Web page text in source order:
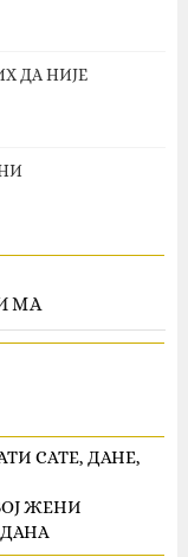
ДА НИЈЕ
САТЕ, ДАНЕ,
ЖЕНИ
ДАНА